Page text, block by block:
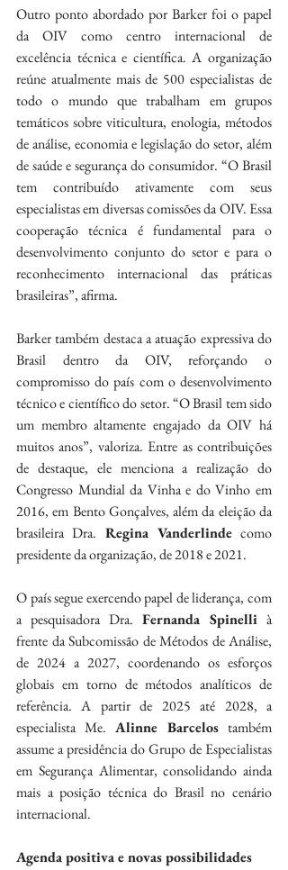
Outro ponto abordado por Barker foi o papel
da OIV como centro internacional de
excelência técnica e científica. A organização
reúne atualmente mais de 500 especialistas de
todo o mundo que trabalham em grupos
temáticos sobre viticultura, enologia, métodos
de análise, economia e legislação do setor, além
de saúde e segurança do consumidor. “O Brasil
tem contribuído ativamente com seus
especialistas em diversas comissões da OIV. Essa
cooperação técnica é fundamental para o
desenvolvimento conjunto do setor e para o
reconhecimento internacional das práticas
brasileiras”, afirma.
Barker também destaca a atuação expressiva do
Brasil dentro da OIV, reforçando o
compromisso do país com o desenvolvimento
técnico e científico do setor. “O Brasil tem sido
um membro altamente engajado da OIV há
muitos anos”, valoriza. Entre as contribuições
de destaque, ele menciona a realização do
Congresso Mundial da Vinha e do Vinho em
2016, em Bento Gonçalves, além da eleição da
brasileira Dra. Regina Vanderlinde como
presidente da organização, de 2018 e 2021.
O país segue exercendo papel de liderança, com
a pesquisadora Dra. Fernanda Spinelli à
frente da Subcomissão de Métodos de Análise,
de 2024 a 2027, coordenando os esforços
globais em torno de métodos analíticos de
referência. A partir de 2025 até 2028, a
especialista Me. Alinne Barcelos também
assume a presidência do Grupo de Especialistas
em Segurança Alimentar, consolidando ainda
mais a posição técnica do Brasil no cenário
internacional.
Agenda positiva e novas possibilidades